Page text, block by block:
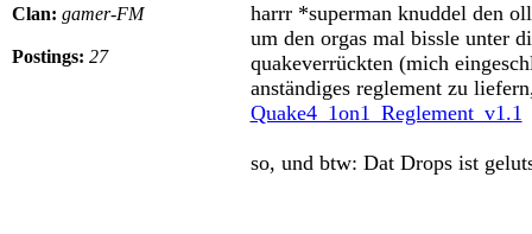
Clan: gamer-FM
Postings: 27
harrr *superman knuddel den
um den orgas mal bissle unter
quakeverrückten (mich
anständiges reglement zu
Quake4_1on1_Reglement_v1.1
so, und btw: Dat Drops ist